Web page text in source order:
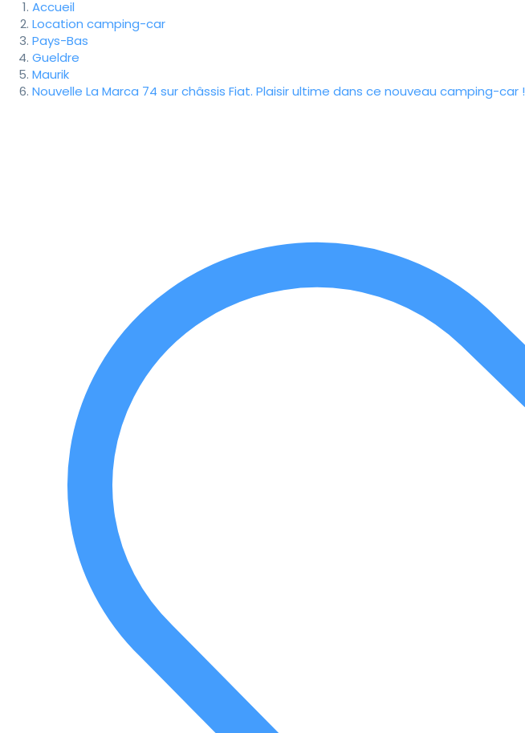
Accueil
Location camping-car
Pays-Bas
Gueldre
Maurik
Nouvelle La Marca 74 sur châssis Fiat. Plaisir ultime dans ce nouveau camping-car !